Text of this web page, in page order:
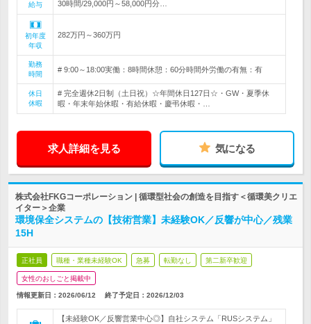
給与 30時間/29,000円～58,000円分…
初年度
年収
282万円～360万円
勤務
時間
# 9:00～18:00実働：8時間休憩：60分時間外労働の有無：有
休日
休暇
# 完全週休2日制（土日祝）☆年間休日127日☆・GW・夏季休
暇・年末年始休暇・有給休暇・慶弔休暇・…
求人詳細を見る 気になる
株式会社FKGコーポレーション | 循環型社会の創造を目指す＜循環美クリエ
イター＞企業
環境保全システムの【技術営業】未経験OK／反響が中心／残業
15H
正社員 職種・業種未経験OK 急募 転勤なし 第二新卒歓迎
女性のおしごと掲載中
情報更新日：2026/06/12 終了予定日： 2026/12/03
【未経験OK／反響営業中心◎】自社システム「RUSシステム」